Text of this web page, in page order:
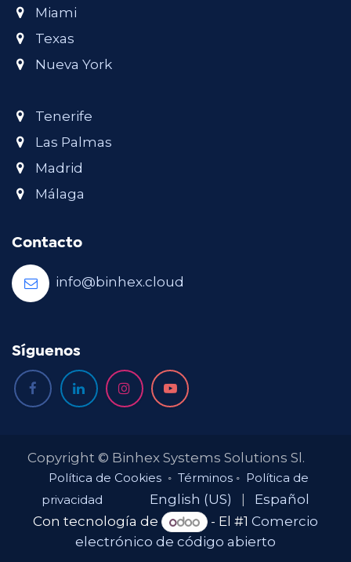
Miami
Texas
Nueva York
Tenerife
Las Palmas
Madrid
Málaga
Contacto
info@binhex.cloud
Síguenos
Copyright © Binhex Systems Solutions Sl.
Política de Cookies ◦ Términos ◦ Política de
privacidad
English (US)
Español
Con tecnología de
- El #1 Comercio
electrónico de código abierto